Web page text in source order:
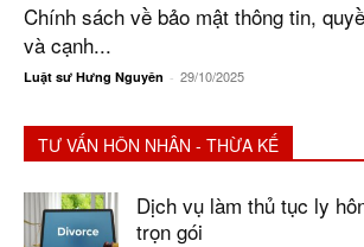
Chính sách về bảo mật thông tin,
và cạnh...
Luật sư Hưng Nguyên - 29/10/2025
TƯ VẤN HÔN NHÂN - THỪA KẾ
Dịch vụ làm thủ tục ly
trọn gói